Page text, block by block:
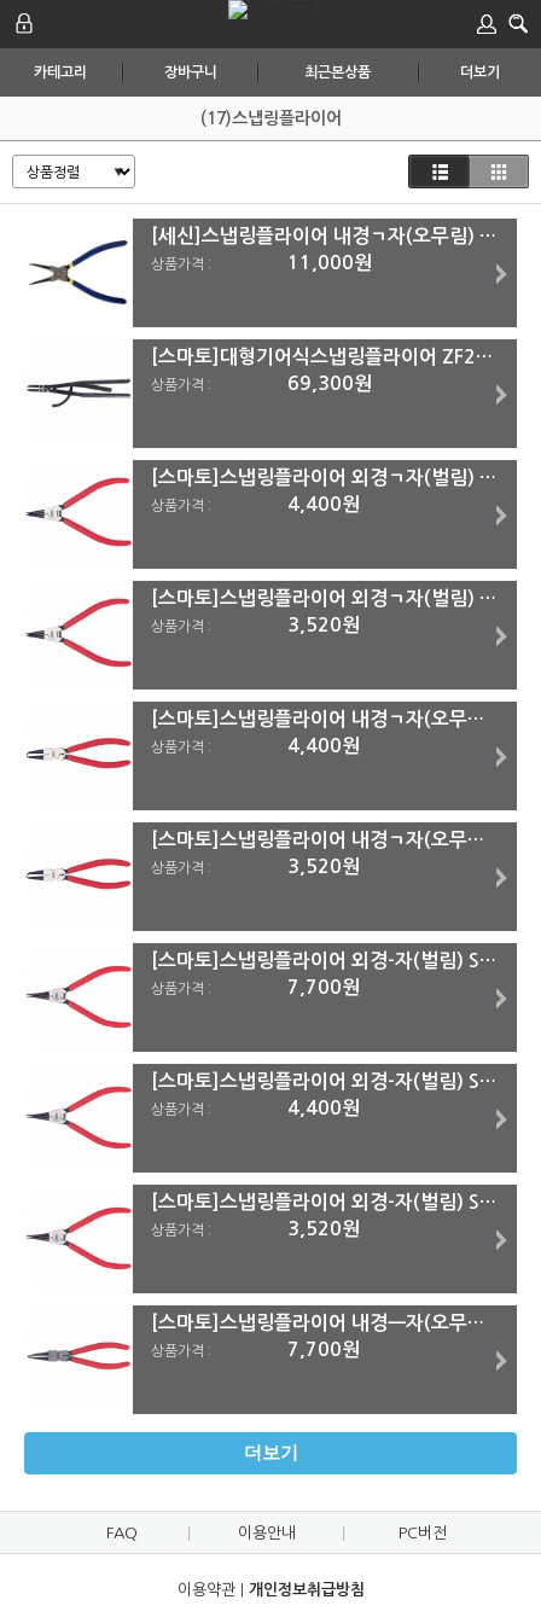
카테고리 장바구니 최근본상품 더보기
(17)스냅링플라이어
[세신]스냅링플라이어 내경ㄱ자(오무림) SB-HB시리즈 SB-HB230
상품가격 : 11,000원
[스마토]대형기어식스냅링플라이어 ZF2501,ZF2503 ZF2503(외경ㅡ자)
상품가격 : 69,300원
[스마토]스냅링플라이어 외경ㄱ자(벌림) SM-OB SM-OB230(=3054FS)
상품가격 : 4,400원
[스마토]스냅링플라이어 외경ㄱ자(벌림) SM-OB SM-OB175(=3054FS)
상품가격 : 3,520원
[스마토]스냅링플라이어 내경ㄱ자(오무림) SM-CB SM-CB230(=3092FS)
상품가격 : 4,400원
[스마토]스냅링플라이어 내경ㄱ자(오무림) SM-CB SM-CB175(=3072FS)
상품가격 : 3,520원
[스마토]스냅링플라이어 외경-자(벌림) SM-OS SM-OS325(=3133B)
상품가격 : 7,700원
[스마토]스냅링플라이어 외경-자(벌림) SM-OS SM-OS230(=3093FS)
상품가격 : 4,400원
[스마토]스냅링플라이어 외경-자(벌림) SM-OS SM-OS175(=3073FS)
상품가격 : 3,520원
[스마토]스냅링플라이어 내경ㅡ자(오무림) SM-CS SM-CS325(=3131B)
상품가격 : 7,700원
더보기
FAQ 이용안내 PC버전
이용약관| 개인정보취급방침